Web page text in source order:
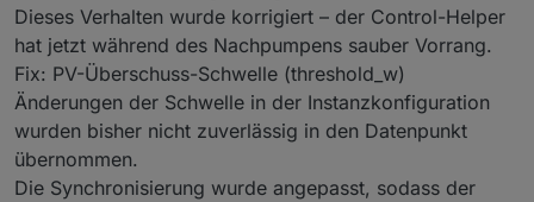
Dieses Verhalten wurde korrigiert – der Control-Helper
hat jetzt während des Nachpumpens sauber Vorrang.
Fix: PV-Überschuss-Schwelle (threshold_w)
Änderungen der Schwelle in der Instanzkonfiguration
wurden bisher nicht zuverlässig in den Datenpunkt
übernommen.
Die Synchronisierung wurde angepasst, sodass der